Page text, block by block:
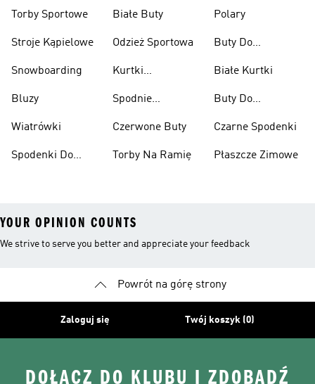
Torby Sportowe
Stroje Kąpielowe
Snowboarding
Bluzy
Wiatrówki
Spodenki Do
Białe Buty
Odzież Sportowa
Kurtki
Spodnie
Czerwone Buty
Torby Na Ramię
Polary
Buty Do
Ciężarów
Białe Kurtki
Buty Do
Czarne Spodenki
Płaszcze Zimowe
YOUR OPINION COUNTS
We strive to serve you better and appreciate your feedback
Powrót na górę strony
Zaloguj się Twój koszyk (0)
DOŁĄCZ DO KLUBU I ZDOBĄDŹ